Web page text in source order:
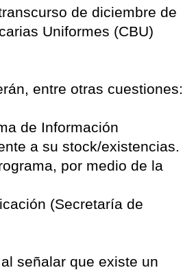
de diciembre de
Uniformes (CBU)
entre otras cuestiones:
de Información
a su stock/existencias.
por medio de la
(Secretaría de
señalar que existe un